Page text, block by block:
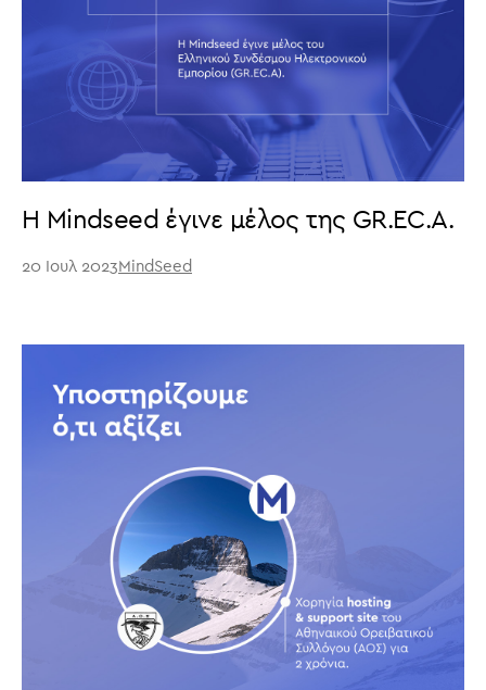
H Mindseed έγινε μέλος της GR.EC.A.
20 Ιουλ 2023MindSeed